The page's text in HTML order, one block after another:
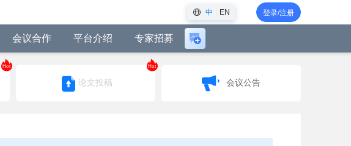
中 EN 登录/注册
会议合作 平台介绍 专家招募
录
可
Hot
论文投稿
Hot
会议公告